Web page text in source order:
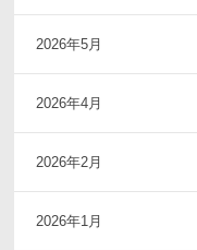
2026年5月
2026年4月
2026年2月
2026年1月